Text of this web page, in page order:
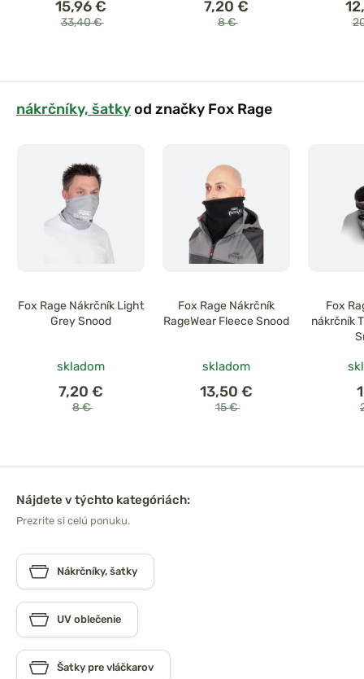
15,96 €
33,40 €
7,20 €
8 €
nákrčníky, šatkyod značky Fox Rage
Fox Rage Nákrčník Light
Grey Snood
skladom
7,20 €
8 €
Fox Rage Nákrčník
RageWear Fleece Snood
skladom
13,50 €
15 €
Fox
nákrčník
Nájdete v týchto kategóriách:
Prezrite si celú ponuku.
Nákrčníky, šatky
UV oblečenie
Šatky pre vláčkarov